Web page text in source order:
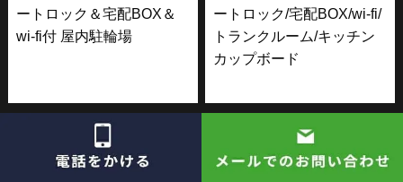
ートロック＆宅配BOX＆
wi-fi付 屋内駐輪場
ートロック/宅配BOX/wi-fi/
トランクルーム/キッチン
カップボード